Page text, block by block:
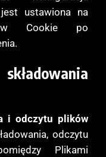
ustawiona na
Cookie po
i odczytu plików
odczytu
Plikami